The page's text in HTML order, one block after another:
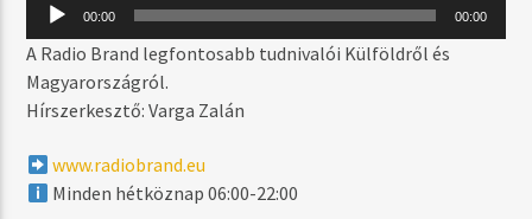
JUST BE GOOD TO ME
EARTH N DAYS
MŰSOR ADÁSBAN
00:00 00:00
A Radio Brand legfontosabb tudnivalói Külföldről és
Magyarországról.
Hírszerkesztő: Varga Zalán
www.radiobrand.eu
Minden hétköznap 06:00-22:00